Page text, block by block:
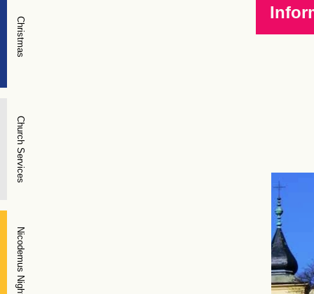
Nicodemus Night
Christmas
Church Services